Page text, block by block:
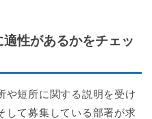
性があるかをチェッ
や短所に関する説明を受け
して募集している部署が求